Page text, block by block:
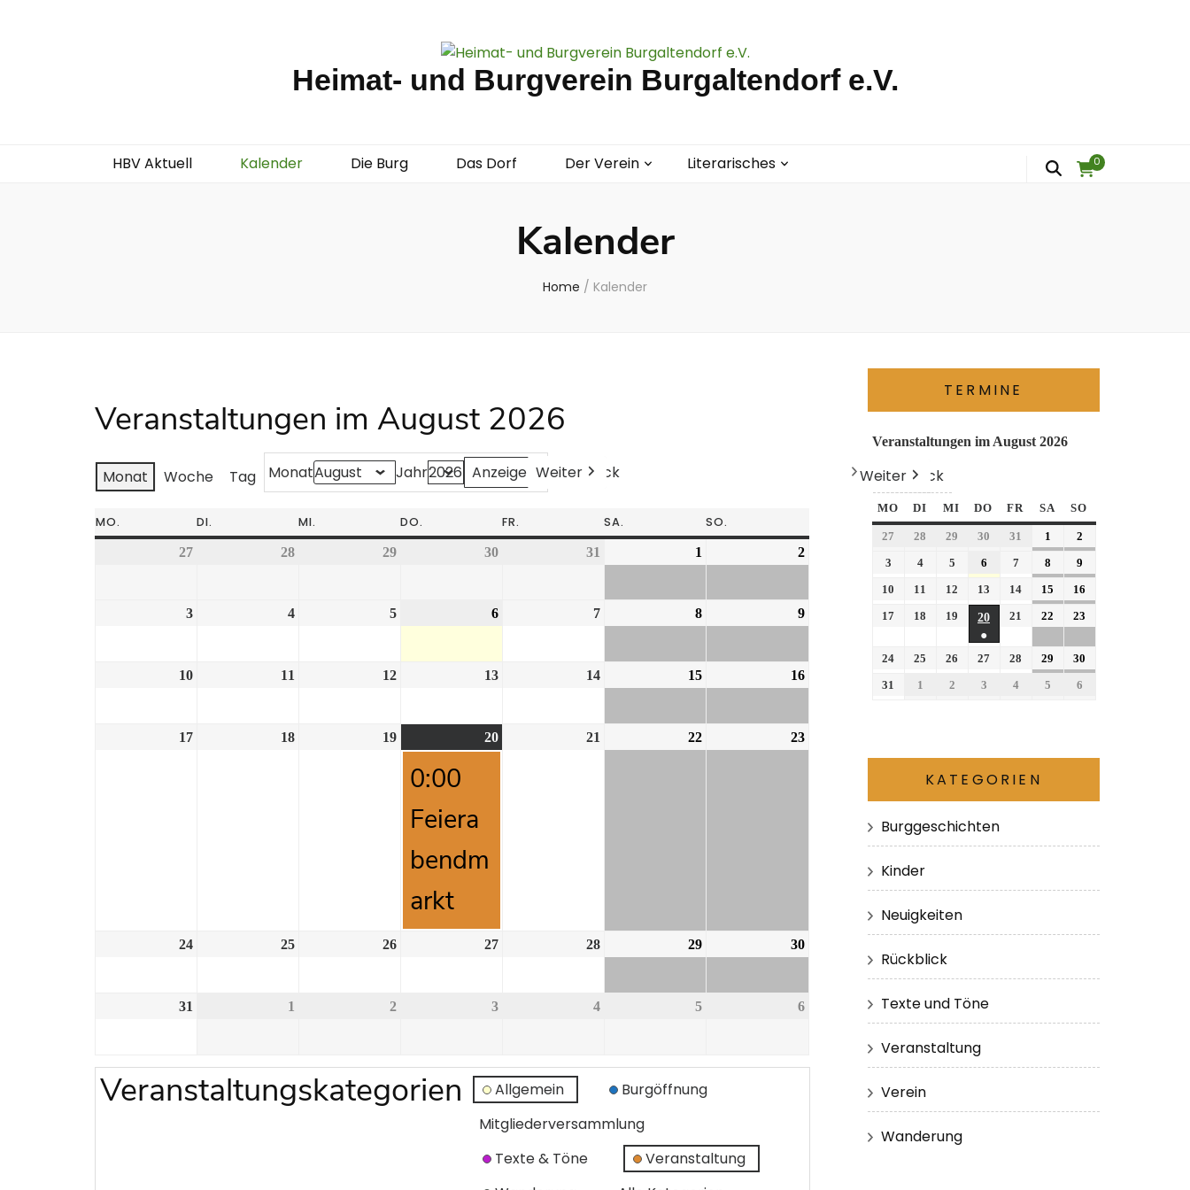
Heimat- und Burgverein Burgaltendorf e.V.
HBV Aktuell Kalender Die Burg Das Dorf Der Verein Literarisches 0
Kalender
Home / Kalender
Veranstaltungen im August 2026
Monat Woche Tag Monat Jahr Zurück
Heute
Weiter
MO. DI. MI. DO. FR. SA.
SO.
27
28 29 30 31 1 2
3 4 5 6 7 8 9
10 11 12 13 14 15 16
17 18 19 20
0:00
Feiera
bendm
arkt
21 22 23
24 25 26 27 28 29 30
31 1 2 3 4 5 6
Veranstaltungskategorien Allgemein
Burgöffnung
Mitgliederversammlung
Texte & Töne
Veranstaltung
TERMINE
Veranstaltungen im August 2026
Zurück
Heute
Weiter
MO DI MI DO FR SA SO
27 28 29 30 31 1
2
3
4 5 6 7 8
9
10
11 12 13 14 15
16
17
18 19
20
●
21 22 23
24 25 26 27 28 29
30
31
1 2 3 4 5 6
KATEGORIEN
Burggeschichten
Kinder
Neuigkeiten
Rückblick
Texte und Töne
Veranstaltung
Verein
Wanderung